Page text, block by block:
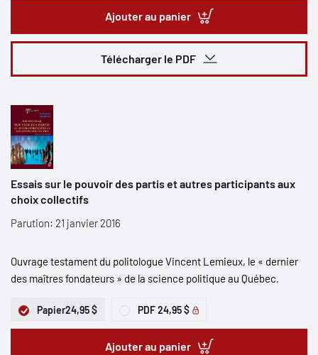
Ajouter au panier
Télécharger le PDF
Essais sur le pouvoir des partis et autres participants aux
choix collectifs
Parution: 21 janvier 2016
Ouvrage testament du politologue Vincent Lemieux, le « dernier
des maîtres fondateurs » de la science politique au Québec.
Papier24,95 $ PDF 24,95 $
Ajouter au panier